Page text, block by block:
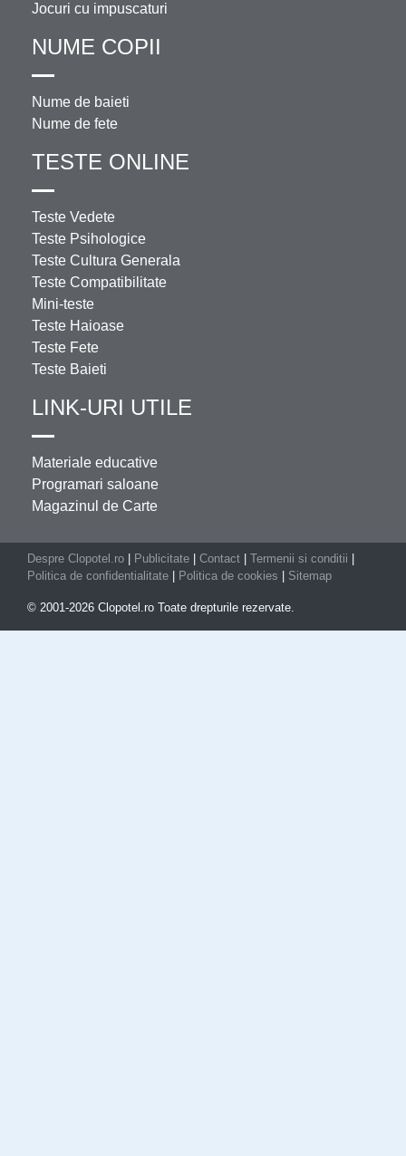
Jocuri cu impuscaturi
NUME COPII
Nume de baieti
Nume de fete
TESTE ONLINE
Teste Vedete
Teste Psihologice
Teste Cultura Generala
Teste Compatibilitate
Mini-teste
Teste Haioase
Teste Fete
Teste Baieti
LINK-URI UTILE
Materiale educative
Programari saloane
Magazinul de Carte
Despre Clopotel.ro Publicitate Contact Termenii si conditii
Politica de confidentialitate
Politica de cookies Sitemap
© 2001-2026 Clopotel.ro Toate drepturile rezervate.